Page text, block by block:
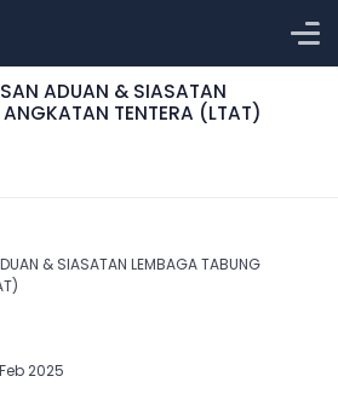
ADUAN & SIASATAN
TENTERA (LTAT)
& SIASATAN LEMBAGA TABUNG
2025